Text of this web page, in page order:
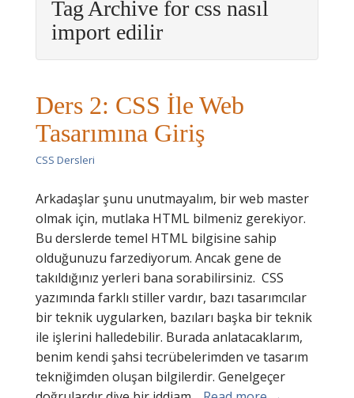
Tag Archive for css nasıl
import edilir
Ders 2: CSS İle Web
Tasarımına Giriş
CSS Dersleri
Arkadaşlar şunu unutmayalım, bir web master
olmak için, mutlaka HTML bilmeniz gerekiyor.
Bu derslerde temel HTML bilgisine sahip
olduğunuzu farzediyorum. Ancak gene de
takıldığınız yerleri bana sorabilirsiniz. CSS
yazımında farklı stiller vardır, bazı tasarımcılar
bir teknik uygularken, bazıları başka bir teknik
ile işlerini halledebilir. Burada anlatacaklarım,
benim kendi şahsi tecrübelerimden ve tasarım
tekniğimden oluşan bilgilerdir. Genelgeçer